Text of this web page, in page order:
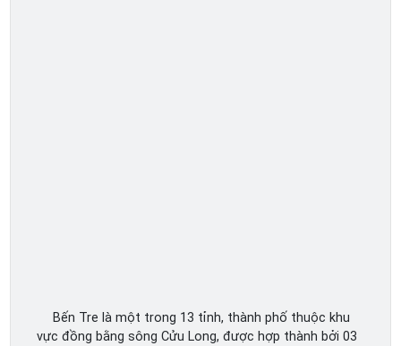
Bến Tre là một trong 13 tỉnh, thành phố thuộc khu
vực đồng bằng sông Cửu Long, được hợp thành bởi 03